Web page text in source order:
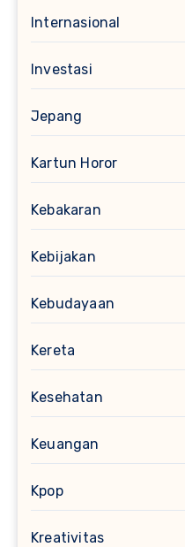
Internasional
Investasi
Jepang
Kartun Horor
Kebakaran
Kebijakan
Kebudayaan
Kereta
Kesehatan
Keuangan
Kpop
Kreativitas